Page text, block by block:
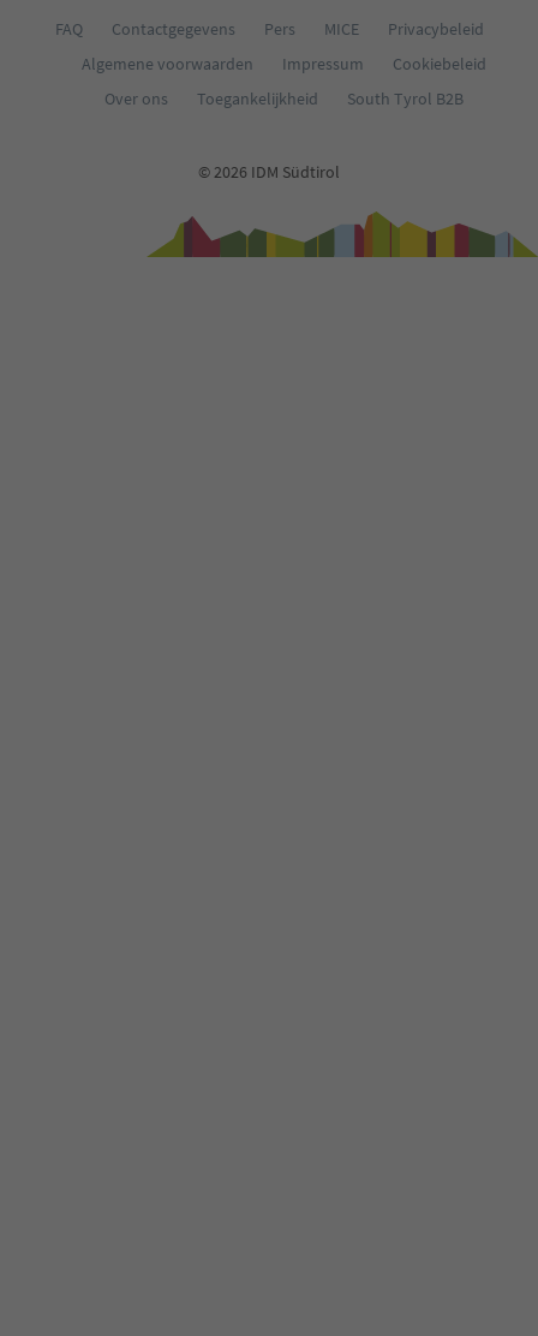
FAQ Contactgegevens Pers MICE
Privacybeleid
Algemene voorwaarden
Impressum
Cookiebeleid
Over ons
Toegankelijkheid South Tyrol B2B
© 2026 IDM Südtirol